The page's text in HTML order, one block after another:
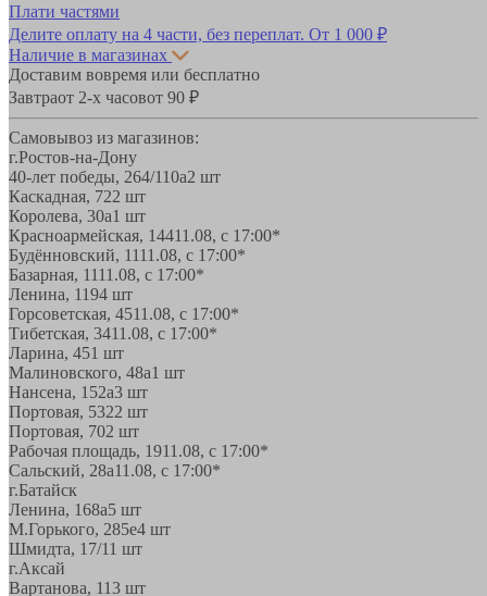
Плати частями
Делите оплату на 4 части, без переплат. От 1 000 ₽
Наличие в магазинах
Доставим вовремя или бесплатно
Завтраот 2-х часовот 90 ₽
Самовывоз из магазинов:
г.Ростов-на-Дону
40-лет победы, 264/110а2 шт
Каскадная, 722 шт
Королева, 30а1 шт
Красноармейская, 14411.08, с 17:00*
Будённовский, 1111.08, с 17:00*
Базарная, 1111.08, с 17:00*
Ленина, 1194 шт
Горсоветская, 4511.08, с 17:00*
Тибетская, 3411.08, с 17:00*
Ларина, 451 шт
Малиновского, 48а1 шт
Нансена, 152а3 шт
Портовая, 5322 шт
Портовая, 702 шт
Рабочая площадь, 1911.08, с 17:00*
Сальский, 28a11.08, с 17:00*
г.Батайск
Ленина, 168а5 шт
М.Горького, 285е4 шт
Шмидта, 17/11 шт
г.Аксай
Вартанова, 113 шт